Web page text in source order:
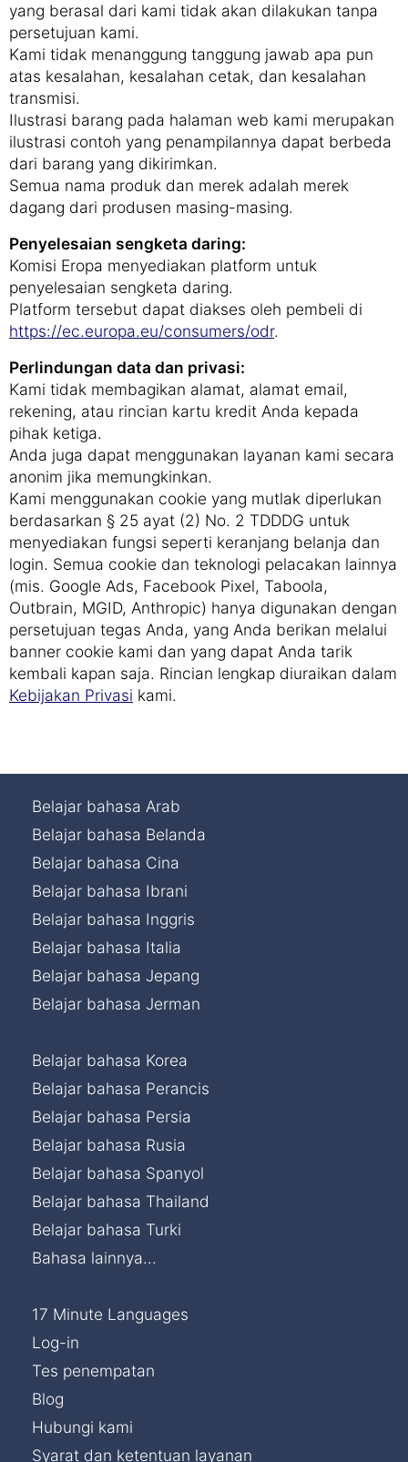
yang berasal dari kami tidak akan dilakukan tanpa
persetujuan kami.
Kami tidak menanggung tanggung jawab apa pun
atas kesalahan, kesalahan cetak, dan kesalahan
transmisi.
Ilustrasi barang pada halaman web kami merupakan
ilustrasi contoh yang penampilannya dapat berbeda
dari barang yang dikirimkan.
Semua nama produk dan merek adalah merek
dagang dari produsen masing-masing.
Penyelesaian sengketa daring:
Komisi Eropa menyediakan platform untuk
penyelesaian sengketa daring.
Platform tersebut dapat diakses oleh pembeli di
https://ec.europa.eu/consumers/odr.
Perlindungan data dan privasi:
Kami tidak membagikan alamat, alamat email,
rekening, atau rincian kartu kredit Anda kepada
pihak ketiga.
Anda juga dapat menggunakan layanan kami secara
anonim jika memungkinkan.
Kami menggunakan cookie yang mutlak diperlukan
berdasarkan § 25 ayat (2) No. 2 TDDDG untuk
menyediakan fungsi seperti keranjang belanja dan
login. Semua cookie dan teknologi pelacakan lainnya
(mis. Google Ads, Facebook Pixel, Taboola,
Outbrain, MGID, Anthropic) hanya digunakan dengan
persetujuan tegas Anda, yang Anda berikan melalui
banner cookie kami dan yang dapat Anda tarik
kembali kapan saja. Rincian lengkap diuraikan dalam
Kebijakan Privasi kami.
Belajar bahasa Arab
Belajar bahasa Belanda
Belajar bahasa Cina
Belajar bahasa Ibrani
Belajar bahasa Inggris
Belajar bahasa Italia
Belajar bahasa Jepang
Belajar bahasa Jerman
Belajar bahasa Korea
Belajar bahasa Perancis
Belajar bahasa Persia
Belajar bahasa Rusia
Belajar bahasa Spanyol
Belajar bahasa Thailand
Belajar bahasa Turki
Bahasa lainnya...
17 Minute Languages
Log-in
Tes penempatan
Blog
Hubungi kami
Syarat dan ketentuan layanan